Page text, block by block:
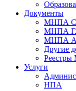
Документы
МНПА
МНПА
МНПА
Другие
Услуги
НПА